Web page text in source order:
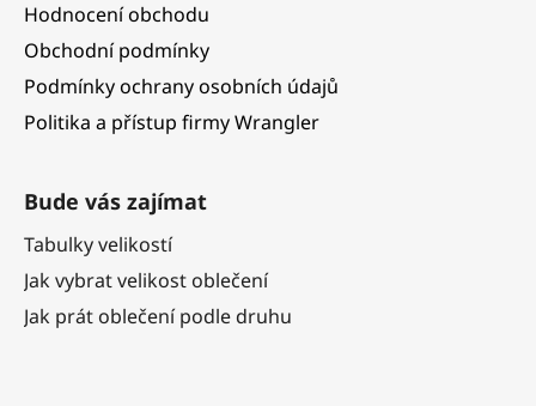
Hodnocení obchodu
Obchodní podmínky
Podmínky ochrany osobních údajů
Politika a přístup firmy Wrangler
Bude vás zajímat
Tabulky velikostí
Jak vybrat velikost oblečení
Jak prát oblečení podle druhu